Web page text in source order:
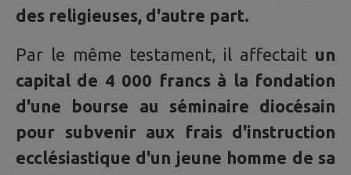
des religieuses, d'autre part.
Par le même testament, il affectait un
capital de 4 000 francs à la fondation
d'une bourse au séminaire diocésain
pour subvenir aux frais d'instruction
ecclésiastique d'un jeune homme de sa